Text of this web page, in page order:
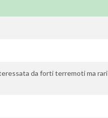
da forti terremoti ma rari